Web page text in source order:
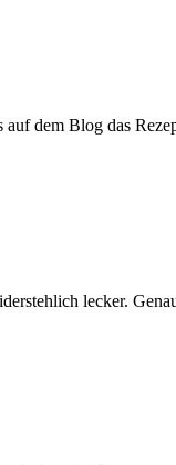
dem Blog das
lecker.